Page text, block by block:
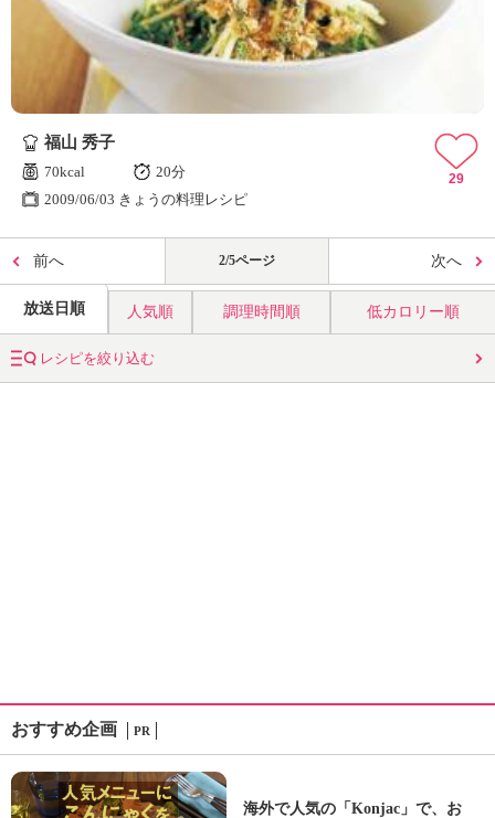
福山 秀子
70kcal
20分
2009/06/03 きょうの料理レシピ
29
前へ 2/5ページ 次へ
放送日順 人気順 調理時間順 低カロリー順
レシピを絞り込む
おすすめ企画 PR
海外で人気の「Konjac」で、お